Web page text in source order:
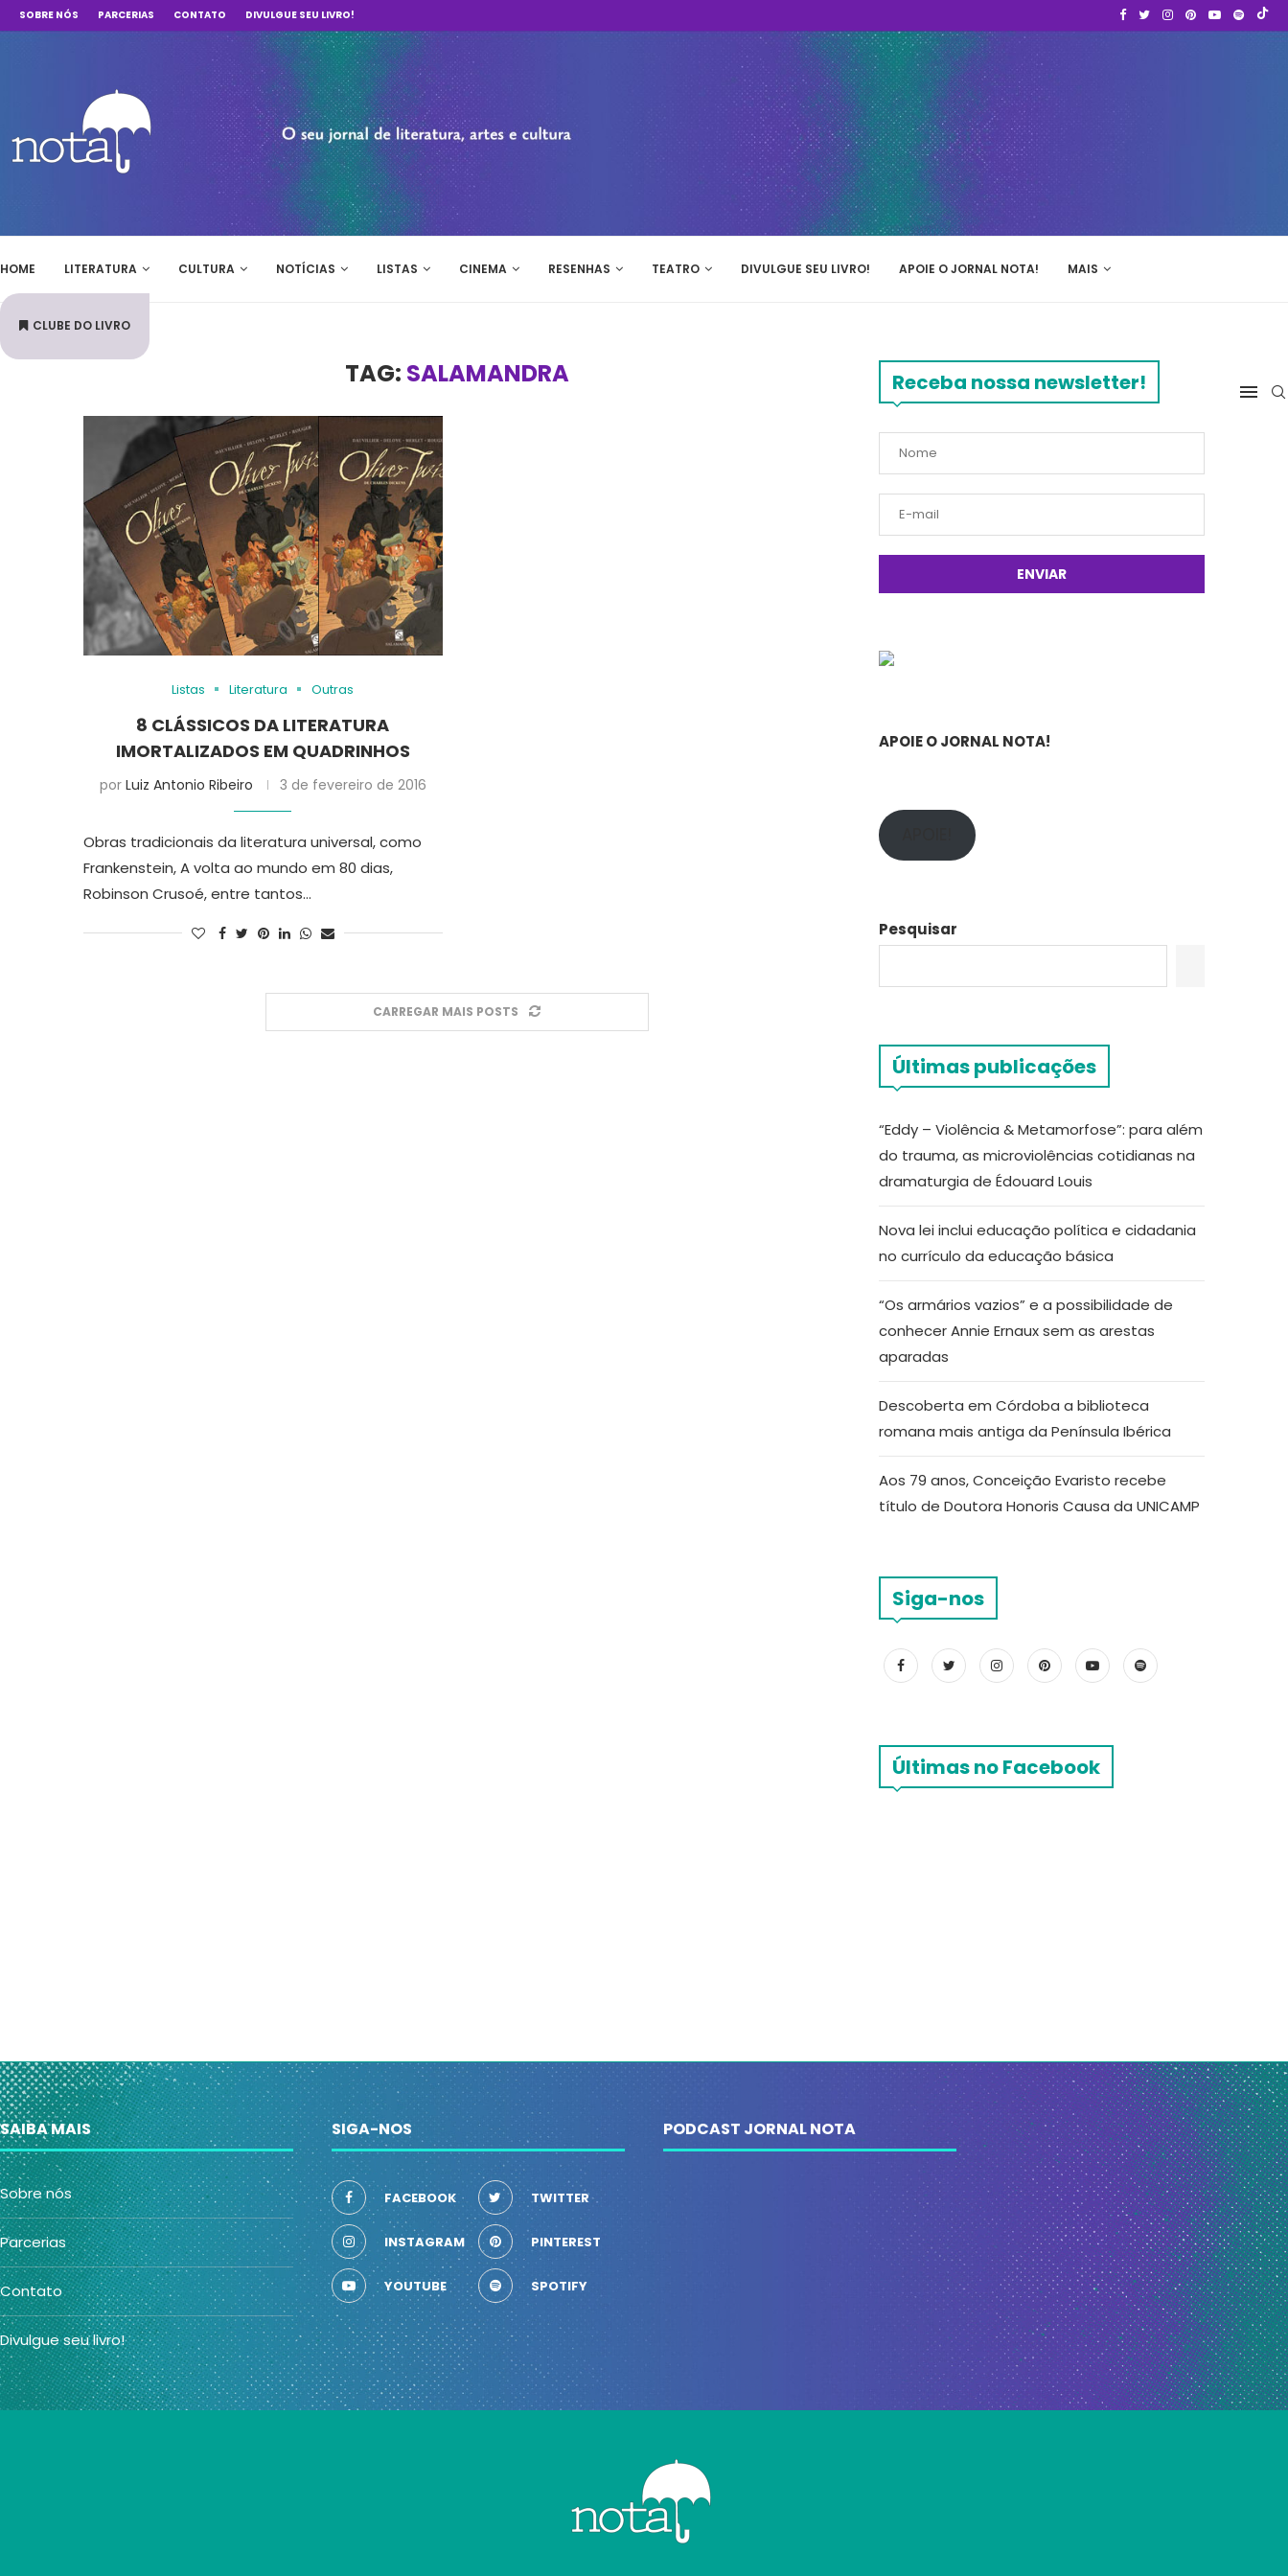
SOBRE NÓS PARCERIAS CONTATO DIVULGUE SEU LIVRO!
HOME LITERATURA CULTURA NOTÍCIAS LISTAS CINEMA RESENHAS TEATRO DIVULGUE SEU LIVRO! APOIE O JORNAL NOTA! MAIS
CLUBE DO LIVRO
TAG: SALAMANDRA
Listas Literatura Outras
8 CLÁSSICOS DA LITERATURA
IMORTALIZADOS EM QUADRINHOS
por Luiz Antonio Ribeiro 3 de fevereiro de 2016
Obras tradicionais da literatura universal, como
Frankenstein, A volta ao mundo em 80 dias,
Robinson Crusoé, entre tantos…
CARREGAR MAIS POSTS
Receba nossa newsletter!
APOIE O JORNAL NOTA!
Pesquisar
Últimas publicações
“Eddy – Violência & Metamorfose”: para além
do trauma, as microviolências cotidianas na
dramaturgia de Édouard Louis
Nova lei inclui educação política e cidadania
no currículo da educação básica
“Os armários vazios” e a possibilidade de
conhecer Annie Ernaux sem as arestas
aparadas
Descoberta em Córdoba a biblioteca
romana mais antiga da Península Ibérica
Aos 79 anos, Conceição Evaristo recebe
título de Doutora Honoris Causa da UNICAMP
Siga-nos
Últimas no Facebook
SAIBA MAIS
Sobre nós
Parcerias
Contato
Divulgue seu livro!
SIGA-NOS
FACEBOOK TWITTER
INSTAGRAM PINTEREST
YOUTUBE SPOTIFY
PODCAST JORNAL NOTA